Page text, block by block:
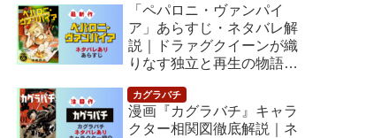
「ペパロニ・ヴァンパイ
ア」あらすじ・ネタバレ解
説｜ドラァグクイーンが織
りなす独立と再生の物語
漫画『カグラバチ』キャラ
クター相関図徹底解説｜ネ